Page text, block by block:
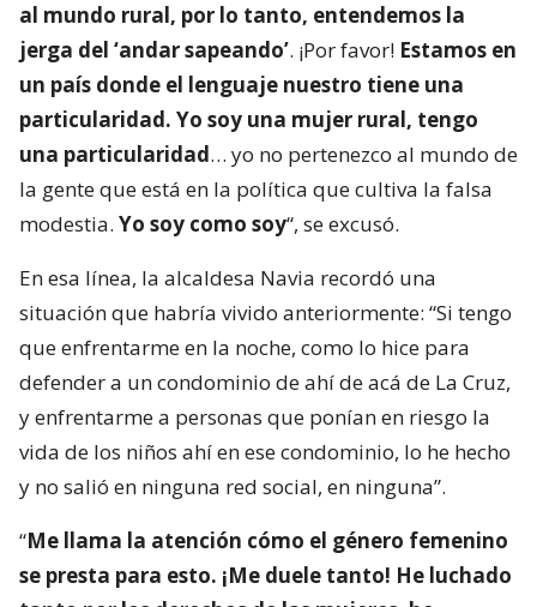
al mundo rural, por lo tanto, entendemos la
jerga del ‘andar sapeando’. ¡Por favor! Estamos en
un país donde el lenguaje nuestro tiene una
particularidad. Yo soy una mujer rural, tengo
una particularidad… yo no pertenezco al mundo de
la gente que está en la política que cultiva la falsa
modestia. Yo soy como soy“, se excusó.
En esa línea, la alcaldesa Navia recordó una
situación que habría vivido anteriormente: “Si tengo
que enfrentarme en la noche, como lo hice para
defender a un condominio de ahí de acá de La Cruz,
y enfrentarme a personas que ponían en riesgo la
vida de los niños ahí en ese condominio, lo he hecho
y no salió en ninguna red social, en ninguna”.
“Me llama la atención cómo el género femenino
se presta para esto. ¡Me duele tanto! He luchado